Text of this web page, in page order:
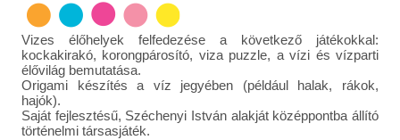
Vizes élőhelyek felfedezése a következő játékokkal:
kockakirakó, korongpárosító, viza puzzle, a vízi és vízparti
élővilág bemutatása.
Origami készítés a víz jegyében (például halak, rákok,
hajók).
Saját fejlesztésű, Széchenyi István alakját középpontba állító
történelmi társasjáték.